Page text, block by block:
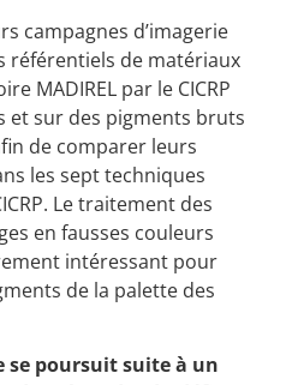
campagnes d’imagerie
référentiels de matériaux
MADIREL par le CICRP
et sur des pigments bruts
de comparer leurs
les sept techniques
Le traitement des
en fausses couleurs
intéressant pour
de la palette des
se poursuit suite à un